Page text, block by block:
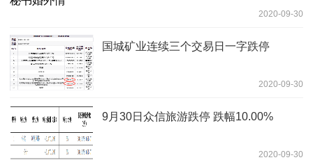
2020-09-30
国城矿业连续三个交易日一字跌停
2020-09-30
9月30日众信旅游跌停 跌幅10.00%
2020-09-30